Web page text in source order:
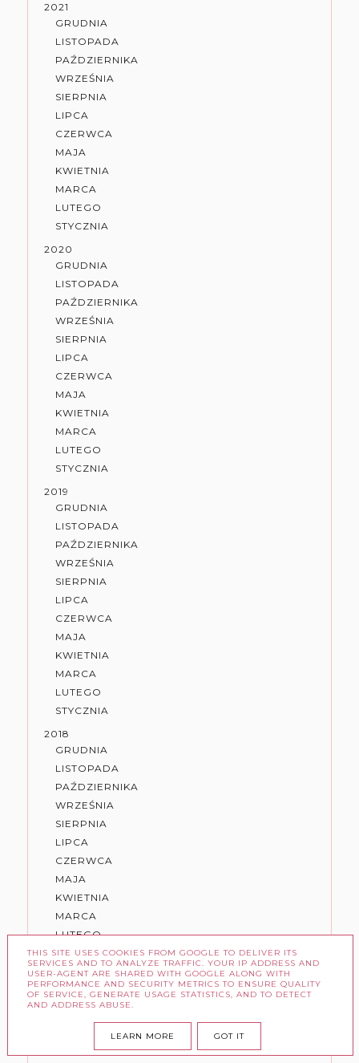
2021
GRUDNIA
LISTOPADA
PAŹDZIERNIKA
WRZEŚNIA
SIERPNIA
LIPCA
CZERWCA
MAJA
KWIETNIA
MARCA
LUTEGO
STYCZNIA
2020
GRUDNIA
LISTOPADA
PAŹDZIERNIKA
WRZEŚNIA
SIERPNIA
LIPCA
CZERWCA
MAJA
KWIETNIA
MARCA
LUTEGO
STYCZNIA
2019
GRUDNIA
LISTOPADA
PAŹDZIERNIKA
WRZEŚNIA
SIERPNIA
LIPCA
CZERWCA
MAJA
KWIETNIA
MARCA
LUTEGO
STYCZNIA
2018
GRUDNIA
LISTOPADA
PAŹDZIERNIKA
WRZEŚNIA
SIERPNIA
LIPCA
CZERWCA
MAJA
KWIETNIA
MARCA
LUTEGO
STYCZNIA
2017
GRUDNIA
LISTOPADA
WRZEŚNIA
THIS SITE USES COOKIES FROM GOOGLE TO DELIVER ITS
SERVICES AND TO ANALYZE TRAFFIC. YOUR IP ADDRESS AND
USER-AGENT ARE SHARED WITH GOOGLE ALONG WITH
PERFORMANCE AND SECURITY METRICS TO ENSURE QUALITY
OF SERVICE, GENERATE USAGE STATISTICS, AND TO DETECT
AND ADDRESS ABUSE.
LEARN MORE GOT IT